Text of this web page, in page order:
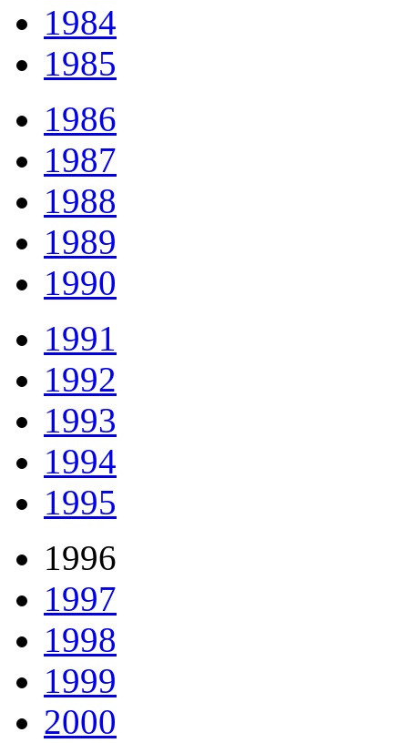
1984
1985
1986
1987
1988
1989
1990
1991
1992
1993
1994
1995
1996
1997
1998
1999
2000